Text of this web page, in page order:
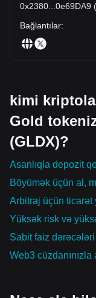
0x2380
0e69DA9 (
Bağlantılar:
kimi
Gold
(GLDX)?
Asanlıqla depozit
Böyümək üçün al,
Arbitraj üçün ticarət
Yüksək risk və
Sabit faiz
Web3